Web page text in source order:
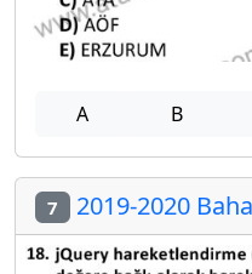
A B
7 2019-2020